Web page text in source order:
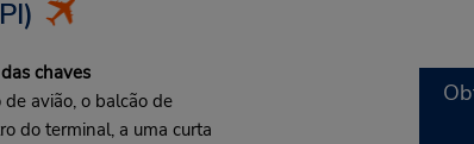
chaves
avião, o balcão de
do terminal, a uma curta